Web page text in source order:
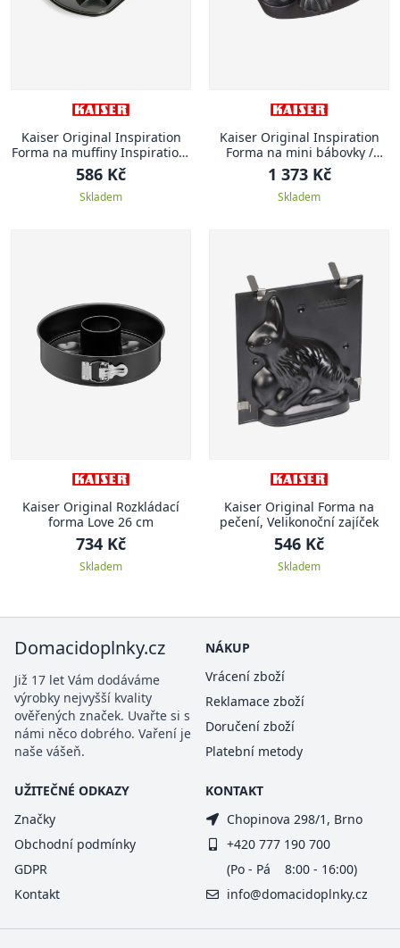
Kaiser Original Inspiration
Forma na muffiny Inspiration,
6 ks
586 Kč
Skladem
Kaiser Original Inspiration
Forma na mini bábovky /
muffiny Inspiration, pro 9 ks
1 373 Kč
Skladem
Kaiser Original Rozkládací
forma Love 26 cm
734 Kč
Skladem
Kaiser Original Forma na
pečení, Velikonoční zajíček
546 Kč
Skladem
Domacidoplnky.cz
Již 17 let Vám dodáváme
výrobky nejvyšší kvality
ověřených značek. Uvařte si s
námi něco dobrého. Vaření je
naše vášeň.
NÁKUP
Vrácení zboží
Reklamace zboží
Doručení zboží
Platební metody
UŽITEČNÉ ODKAZY
Značky
Obchodní podmínky
GDPR
Kontakt
KONTAKT
Chopinova 298/1, Brno
+420 777 190 700
(Po - Pá 8:00 - 16:00)
info@domacidoplnky.cz